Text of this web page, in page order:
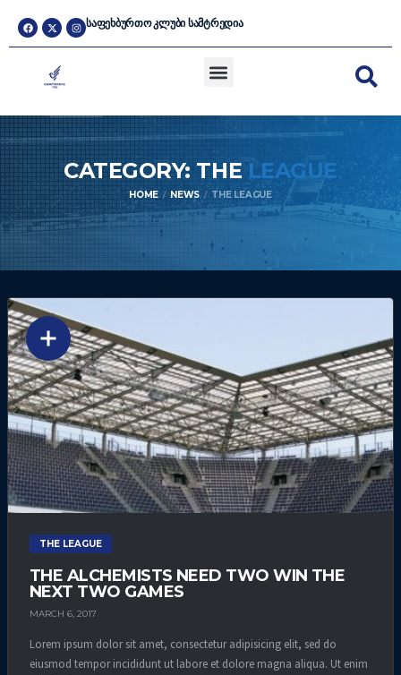
ᲡᲐᲤᲔᲮᲑᲣᲠᲗᲝ ᲙᲚᲣᲑᲘ ᲡᲐᲛᲢᲠᲔᲓᲘᲐ
CATEGORY: THE LEAGUE
HOME NEWS THE LEAGUE
THE LEAGUE
THE ALCHEMISTS NEED TWO WIN THE
NEXT TWO GAMES
MARCH 6, 2017
Lorem ipsum dolor sit amet, consectetur adipisicing elit, sed do
eiusmod tempor incididunt ut labore et dolore magna aliqua. Ut enim